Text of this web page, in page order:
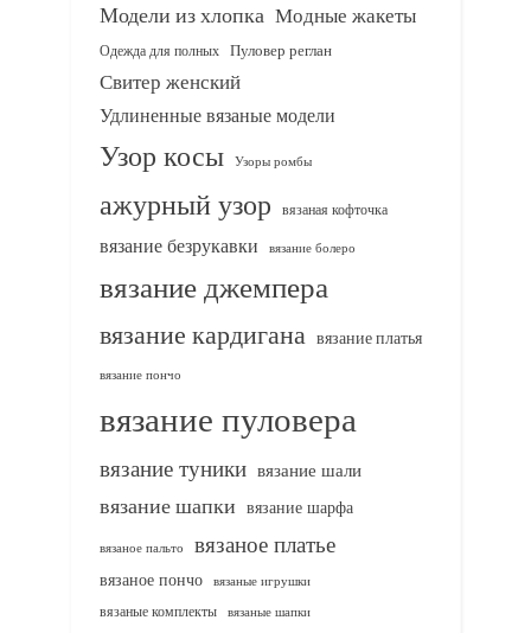
Модели из хлопка Модные жакеты
Одежда для полных Пуловер реглан
Свитер женский
Удлиненные вязаные модели
Узор косы Узоры ромбы
ажурный узор вязаная кофточка
вязание безрукавки вязание болеро
вязание джемпера
вязание кардигана вязание платья
вязание пончо
вязание пуловера
вязание туники вязание шали
вязание шапки вязание шарфа
вязаное пальто вязаное платье
вязаное пончо вязаные игрушки
вязаные комплекты
вязаные шапки